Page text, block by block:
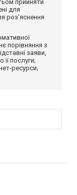
прийняти
для
роз'яснення
порівняння з
заяви,
послуги;
ресурси;